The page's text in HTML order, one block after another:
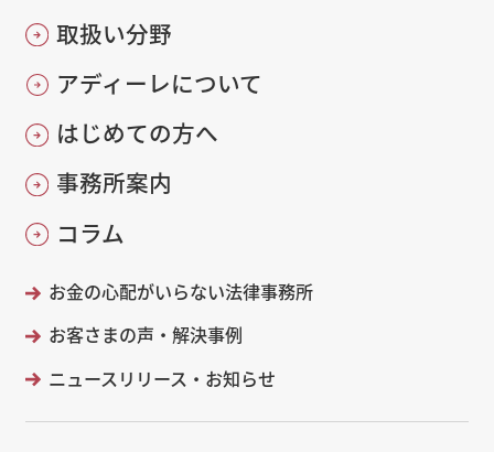
取扱い分野
アディーレについて
はじめての方へ
事務所案内
コラム
お金の心配がいらない法律事務所
お客さまの声・解決事例
ニュースリリース・お知らせ